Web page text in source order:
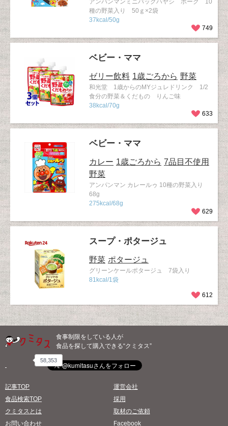
アンパンマンミニパックハヤシ ポーク 10
種の野菜入り 50ｇ×2袋
37kcal/50g
749
ベビー・ママ
ゼリー飲料 1歳ごろから 野菜
和光堂 1歳からのMYジュレドリンク 1/2
食分の野菜＆くだもの りんご味
38kcal/70g
633
ベビー・ママ
カレー 1歳ごろから 7品目不使用
野菜
アンパンマン カレールゥ 10種の野菜入り
68g
275kcal/68g
629
スープ・ポタージュ
野菜 ポタージュ
グリーンケールポタージュ 7袋入り
81kcal/1袋
612
食事制限をしている人が
食品を探して購入できる“クミタス”
58,353
記事TOP
食品検索TOP
クミタスとは
お問い合わせ
運営会社
採用
取材のご依頼
Facebook